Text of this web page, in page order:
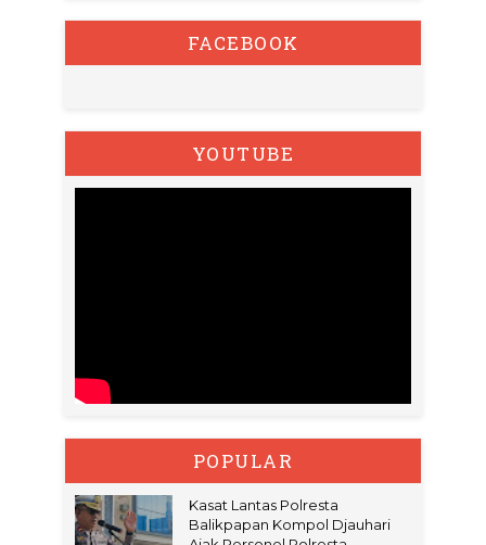
FACEBOOK
YOUTUBE
POPULAR
Kasat Lantas Polresta
Balikpapan Kompol Djauhari